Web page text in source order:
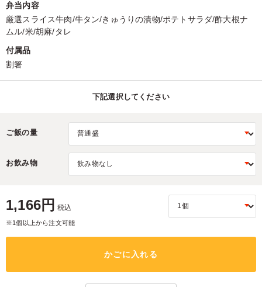
弁当内容
厳選スライス牛肉/牛タン/きゅうりの漬物/ポテトサラダ/酢大根ナ
ムル/米/胡麻/タレ
付属品
割箸
下記選択してください
ご飯の量
お飲み物
1,166円 税込
※1個以上から注文可能
かごに入れる